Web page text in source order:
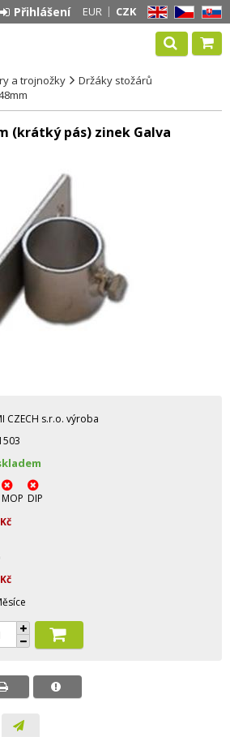
EN CZ SK
EUR CZK
Přihlášení
a trojnožky
Držáky stožárů
(krátký pás) zinek Galva
CZECH s.r.o. výroba
MOP DIP
Kč
Kč